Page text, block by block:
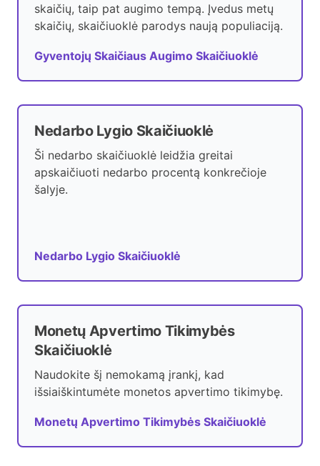
skaičių, taip pat augimo tempą. Įvedus metų
skaičių, skaičiuoklė parodys naują populiaciją.
Gyventojų Skaičiaus Augimo Skaičiuoklė
Nedarbo Lygio Skaičiuoklė
Ši nedarbo skaičiuoklė leidžia greitai
apskaičiuoti nedarbo procentą konkrečioje
šalyje.
Nedarbo Lygio Skaičiuoklė
Monetų Apvertimo Tikimybės
Skaičiuoklė
Naudokite šį nemokamą įrankį, kad
išsiaiškintumėte monetos apvertimo tikimybę.
Monetų Apvertimo Tikimybės Skaičiuoklė